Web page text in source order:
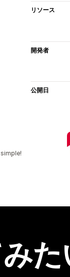
リソース
開発者
公開日